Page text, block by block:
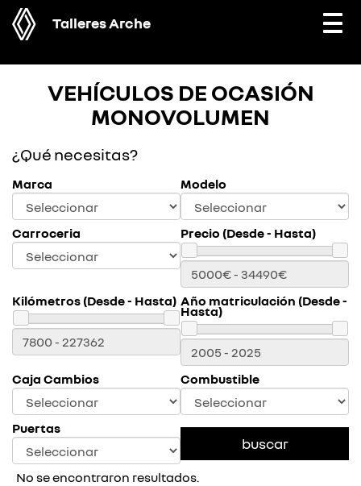
Talleres Arche
VEHÍCULOS DE OCASIÓN
MONOVOLUMEN
¿Qué necesitas?
Marca Modelo
Carroceria Precio (Desde - Hasta)
Kilómetros (Desde - Hasta) Año matriculación (Desde -
Hasta)
Caja Cambios Combustible
Puertas
No se encontraron resultados.